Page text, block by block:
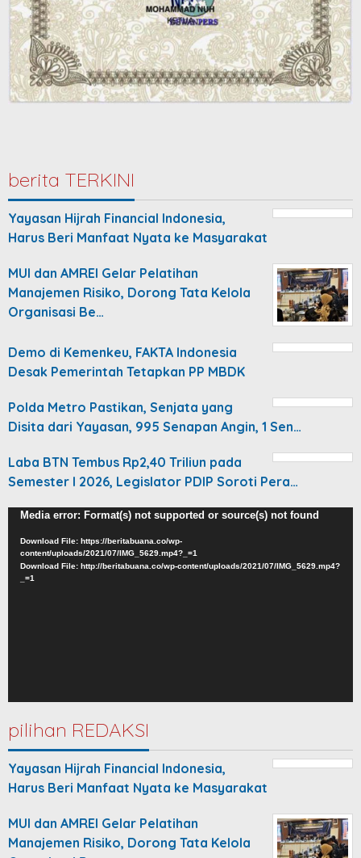
berita TERKINI
Yayasan Hijrah Financial Indonesia,
Harus Beri Manfaat Nyata ke Masyarakat
MUI dan AMREI Gelar Pelatihan
Manajemen Risiko, Dorong Tata Kelola
Organisasi Be…
Demo di Kemenkeu, FAKTA Indonesia
Desak Pemerintah Tetapkan PP MBDK
Polda Metro Pastikan, Senjata yang
Disita dari Yayasan, 995 Senapan Angin, 1 Sen…
Laba BTN Tembus Rp2,40 Triliun pada
Semester I 2026, Legislator PDIP Soroti Pera…
Video
Player
Media error: Format(s) not supported or source(s) not found
Download File: https://beritabuana.co/wp-
content/uploads/2021/07/IMG_5629.mp4?_=1
Download File: http://beritabuana.co/wp-content/uploads/2021/07/IMG_5629.mp4?
_=1
pilihan REDAKSI
Yayasan Hijrah Financial Indonesia,
Harus Beri Manfaat Nyata ke Masyarakat
MUI dan AMREI Gelar Pelatihan
Manajemen Risiko, Dorong Tata Kelola